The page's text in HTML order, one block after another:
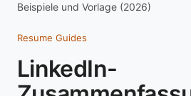
Beispiele und Vorlage (2026)
Resume Guides
LinkedIn-